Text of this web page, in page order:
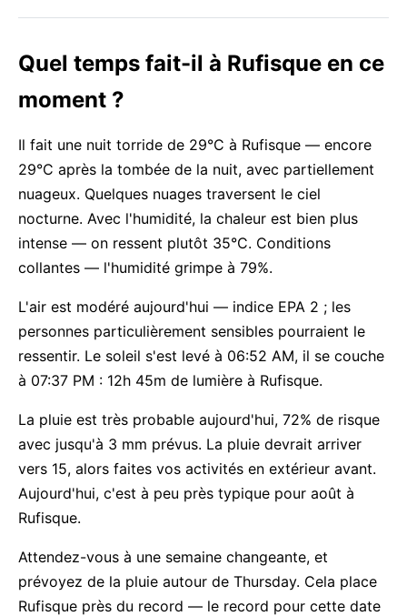
Quel temps fait-il à Rufisque en ce
moment ?
Il fait une nuit torride de 29°C à Rufisque — encore
29°C après la tombée de la nuit, avec partiellement
nuageux. Quelques nuages traversent le ciel
nocturne. Avec l'humidité, la chaleur est bien plus
intense — on ressent plutôt 35°C. Conditions
collantes — l'humidité grimpe à 79%.
L'air est modéré aujourd'hui — indice EPA 2 ; les
personnes particulièrement sensibles pourraient le
ressentir. Le soleil s'est levé à 06:52 AM, il se couche
à 07:37 PM : 12h 45m de lumière à Rufisque.
La pluie est très probable aujourd'hui, 72% de risque
avec jusqu'à 3 mm prévus. La pluie devrait arriver
vers 15, alors faites vos activités en extérieur avant.
Aujourd'hui, c'est à peu près typique pour août à
Rufisque.
Attendez-vous à une semaine changeante, et
prévoyez de la pluie autour de Thursday. Cela place
Rufisque près du record — le record pour cette date